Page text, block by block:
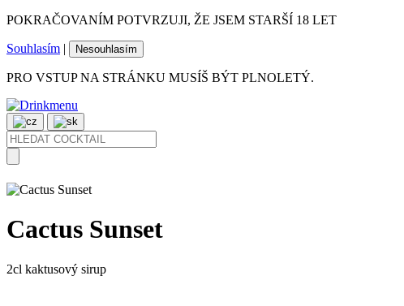
POKRAČOVANÍM POTVRZUJI, ŽE JSEM STARŠÍ 18 LET
Souhlasím | Nesouhlasím
PRO VSTUP NA STRÁNKU MUSÍŠ BÝT PLNOLETÝ.
Cactus Sunset
2cl kaktusový sirup